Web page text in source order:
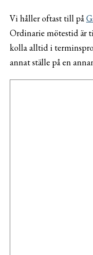
Vi håller oftast till på
Ordinarie mötestid är
kolla alltid i
annat ställe på en